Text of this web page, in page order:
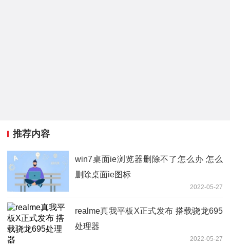
推荐内容
win7桌面ie浏览器删除不了怎么办 怎么
删除桌面ie图标
2022-05-27
realme真我平板X正式发布 搭载骁龙695
处理器
2022-05-27